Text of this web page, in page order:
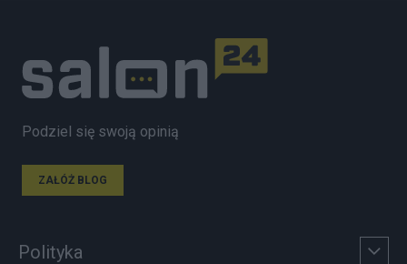
Podziel się swoją opinią
ZAŁÓŻ BLOG
Polityka